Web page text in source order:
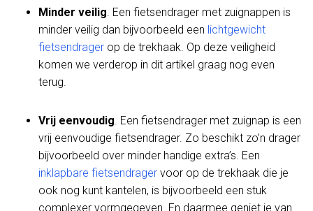
Minder veilig. Een fietsendrager met zuignappen is
minder veilig dan bijvoorbeeld een lichtgewicht
fietsendrager op de trekhaak. Op deze veiligheid
komen we verderop in dit artikel graag nog even
terug.
Vrij eenvoudig. Een fietsendrager met zuignap is een
vrij eenvoudige fietsendrager. Zo beschikt zo’n drager
bijvoorbeeld over minder handige extra’s. Een
inklapbare fietsendrager voor op de trekhaak die je
ook nog kunt kantelen, is bijvoorbeeld een stuk
complexer vormgegeven. En daarmee geniet je van